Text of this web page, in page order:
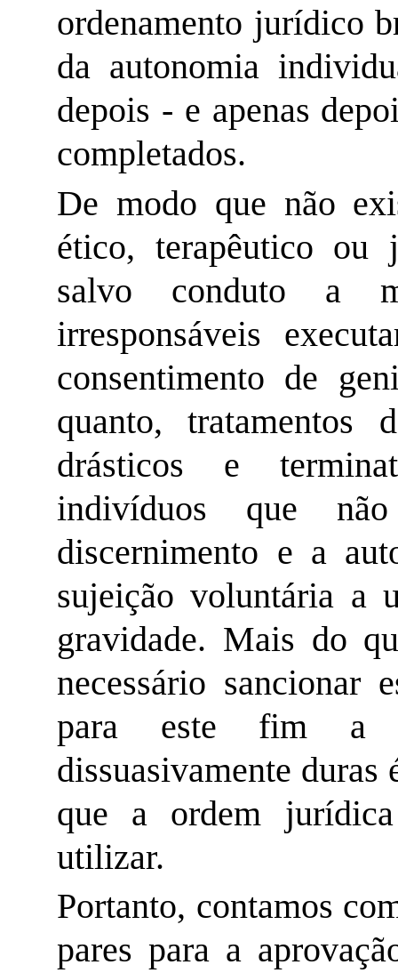
ordenamento jurídico
da autonomia
depois - e apenas
completados.
De modo que não
ético, terapêutico ou
salvo conduto a
irresponsáveis
consentimento de
quanto, tratamentos
drásticos e
indivíduos que
discernimento e a
sujeição voluntária a
gravidade. Mais do
necessário sancionar
para este fim a
dissuasivamente
que a ordem
utilizar.
Portanto, contamos
pares para a